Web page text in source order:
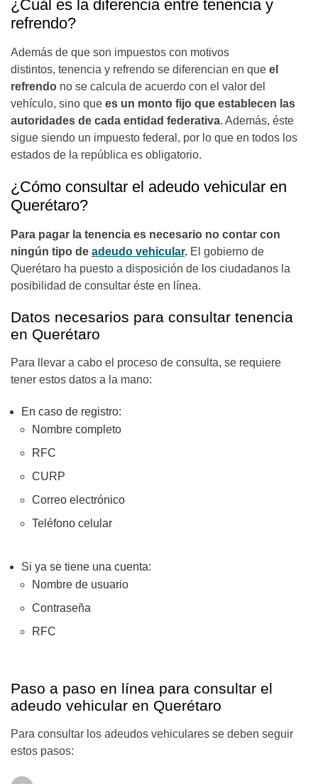
¿Cuál es la diferencia entre tenencia y
refrendo?
Además de que son impuestos con motivos
distintos, tenencia y refrendo se diferencian en que el
refrendo no se calcula de acuerdo con el valor del
vehículo, sino que es un monto fijo que establecen las
autoridades de cada entidad federativa. Además, éste
sigue siendo un impuesto federal, por lo que en todos los
estados de la república es obligatorio.
¿Cómo consultar el adeudo vehicular en
Querétaro?
Para pagar la tenencia es necesario no contar con
ningún tipo de adeudo vehicular. El gobierno de
Querétaro ha puesto a disposición de los ciudadanos la
posibilidad de consultar éste en línea.
Datos necesarios para consultar tenencia
en Querétaro
Para llevar a cabo el proceso de consulta, se requiere
tener estos datos a la mano:
En caso de registro:
Nombre completo
RFC
CURP
Correo electrónico
Teléfono celular
Si ya se tiene una cuenta:
Nombre de usuario
Contraseña
RFC
Paso a paso en línea para consultar el
adeudo vehicular en Querétaro
Para consultar los adeudos vehiculares se deben seguir
estos pasos: